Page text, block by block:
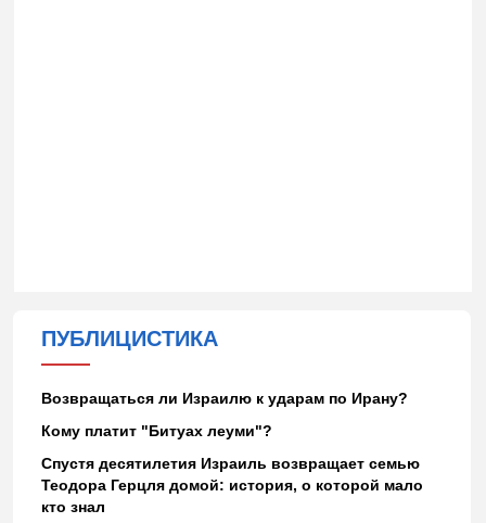
ПУБЛИЦИСТИКА
Возвращаться ли Израилю к ударам по Ирану?
Кому платит "Битуах леуми"?
Спустя десятилетия Израиль возвращает семью
Теодора Герцля домой: история, о которой мало
кто знал